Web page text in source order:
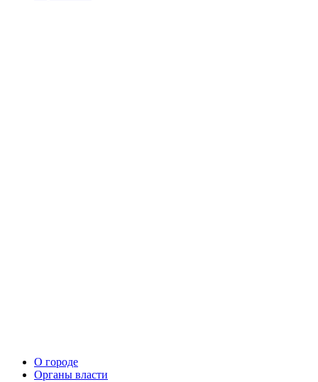
О городе
Органы власти